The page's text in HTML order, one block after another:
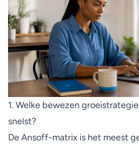
1. Welke bewezen
snelst?
De Ansoff-matrix is het meest